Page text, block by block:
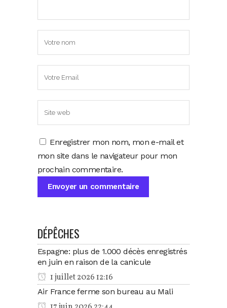
Enregistrer mon nom, mon e-mail et
mon site dans le navigateur pour mon
prochain commentaire.
DÉPÊCHES
Espagne: plus de 1.000 décès enregistrés
en juin en raison de la canicule
1 juillet 2026 12:16
Air France ferme son bureau au Mali